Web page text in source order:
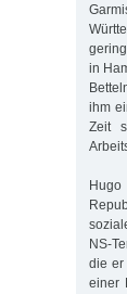
in
ihm
Zeit
NS-
die er
einer